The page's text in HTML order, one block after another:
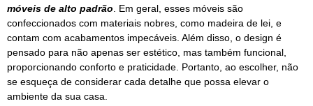
móveis de alto padrão . Em geral, esses móveis são
confeccionados com materiais nobres, como madeira de lei, e
contam com acabamentos impecáveis. Além disso, o design é
pensado para não apenas ser estético, mas também funcional,
proporcionando conforto e praticidade. Portanto, ao escolher, não
se esqueça de considerar cada detalhe que possa elevar o
ambiente da sua casa.